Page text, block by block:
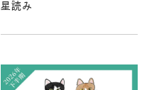
星読み